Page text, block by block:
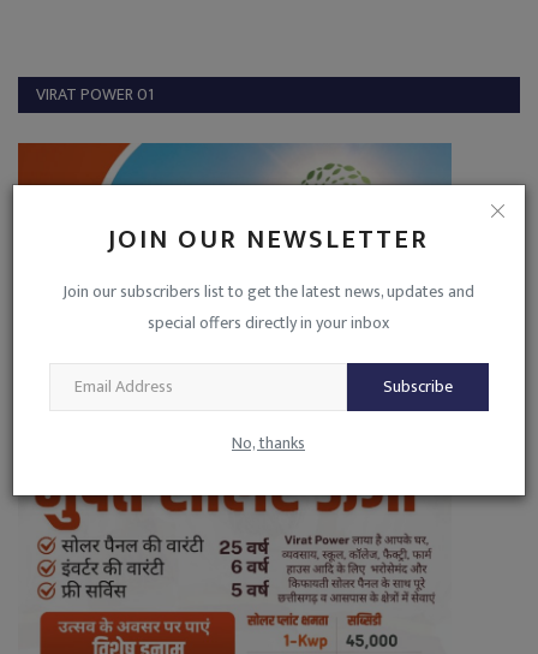
JOIN OUR NEWSLETTER
Join our subscribers list to get the latest news, updates and
special offers directly in your inbox
Subscribe
No, thanks
VIRAT POWER 01